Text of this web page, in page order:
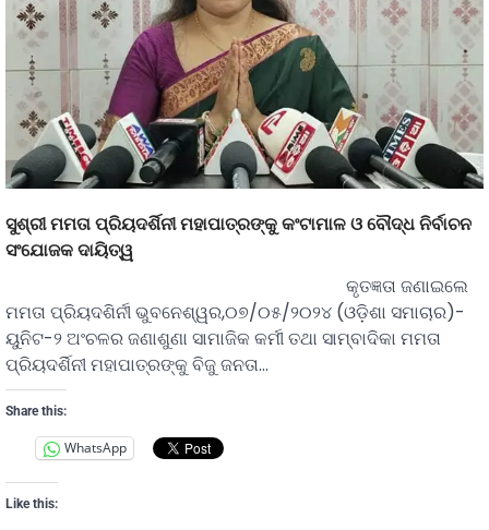
ସୁଶ୍ରୀ ମମତା ପ୍ରିୟଦର୍ଶିନୀ ମହାପାତ୍ରଙ୍କୁ କଂଟାମାଳ ଓ ବୌଦ୍ଧ ନିର୍ବାଚନ
ସଂଯୋଜକ ଦାୟିତ୍ୱ
କୃତଜ୍ଞତା ଜଣାଇଲେ
ମମତା ପ୍ରିୟଦଶିର୍ନୀ ଭୁବନେଶ୍ୱର,୦୭/୦୫/୨୦୨୪ (ଓଡ଼ିଶା ସମାଚାର)-
ୟୁନିଟ-୨ ଅଂଚଳର ଜଣାଶୁଣା ସାମାଜିକ କର୍ମୀ ତଥା ସାମ୍ବାଦିକା ମମତା
ପ୍ରିୟଦର୍ଶିନୀ ମହାପାତ୍ରଙ୍କୁ ବିଜୁ ଜନତା…
Share this:
WhatsApp
Like this: